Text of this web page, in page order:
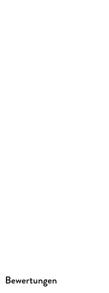
Bewertungen